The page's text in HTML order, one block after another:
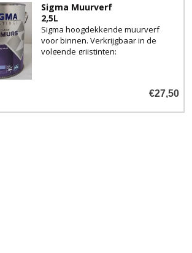
Sigma Muurverf
2,5L
Sigma hoogdekkende muurverf
voor binnen. Verkrijgbaar in de
volgende grijstinten:
€27,50